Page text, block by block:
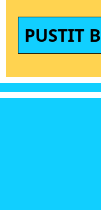
PUSTIT